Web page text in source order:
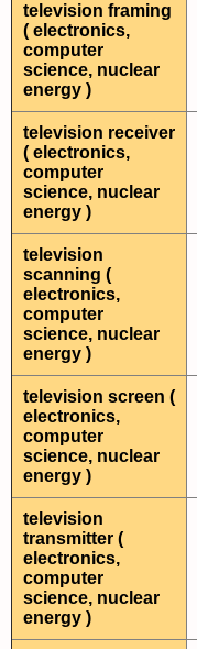
television framing
( electronics,
computer
science, nuclear
energy )
television receiver
( electronics,
computer
science, nuclear
energy )
television
scanning (
electronics,
computer
science, nuclear
energy )
television screen (
electronics,
computer
science, nuclear
energy )
television
transmitter (
electronics,
computer
science, nuclear
energy )